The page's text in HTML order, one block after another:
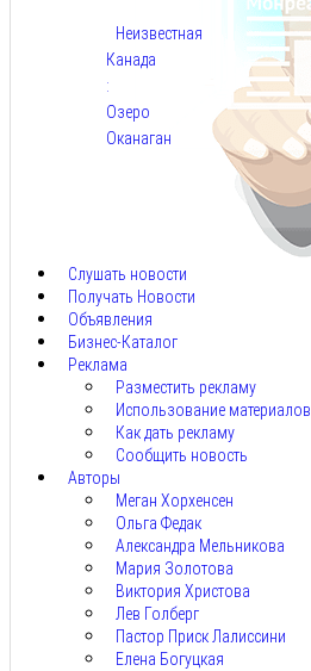
Неизвестная
Канада
:
Озеро
Оканаган
Слушать новости
Получать Новости
Объявления
Бизнес-Каталог
Реклама
Разместить рекламу
Использование материалов
Как дать рекламу
Сообщить новость
Авторы
Меган Хорхенсен
Ольга Федак
Александра Мельникова
Мария Золотова
Виктория Христова
Лев Голберг
Пастор Приск Лалиссини
Елена Богуцкая